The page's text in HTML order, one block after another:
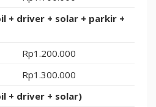
+ driver + solar + parkir +
Rp1.200.000
Rp1.300.000
+ driver + solar)